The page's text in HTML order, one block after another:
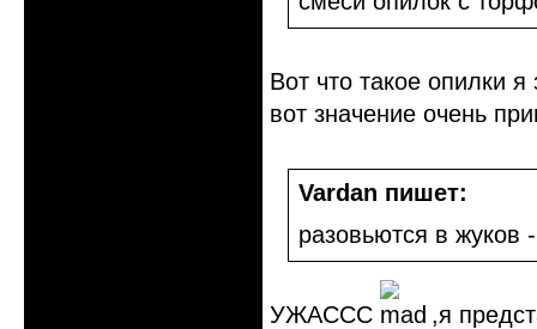
Вот что такое опилки
вот значение очень
Vardan пишет:
разовьются в жуков
УЖАССС
,я